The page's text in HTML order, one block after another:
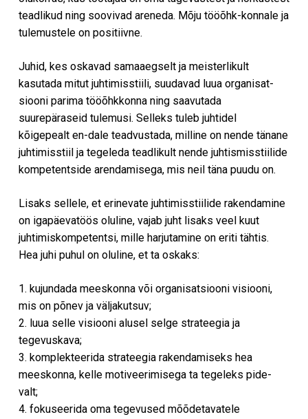
teadlikud ning soovivad areneda. Mõju tööõhk-konnale ja
tulemustele on positiivne.
Juhid, kes oskavad samaaegselt ja meisterlikult
kasutada mitut juhtimisstiili, suudavad luua organisat-
siooni parima tööõhkkonna ning saavutada
suurepäraseid tulemusi. Selleks tuleb juhtidel
kõigepealt en-dale teadvustada, milline on nende tänane
juhtimisstiil ja tegeleda teadlikult nende juhtismisstiilide
kompetentside arendamisega, mis neil täna puudu on.
Lisaks sellele, et erinevate juhtimisstiilide rakendamine
on igapäevatöös oluline, vajab juht lisaks veel kuut
juhtimiskompetentsi, mille harjutamine on eriti tähtis.
Hea juhi puhul on oluline, et ta oskaks:
1. kujundada meeskonna või organisatsiooni visiooni,
mis on põnev ja väljakutsuv;
2. luua selle visiooni alusel selge strateegia ja
tegevuskava;
3. komplekteerida strateegia rakendamiseks hea
meeskonna, kelle motiveerimisega ta tegeleks pide-
valt;
4. fokuseerida oma tegevused mõõdetavatele